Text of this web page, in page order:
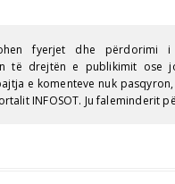
fyerjet dhe përdorimi i
të drejtën e publikimit ose
e komenteve nuk
INFOSOT. Ju faleminderit